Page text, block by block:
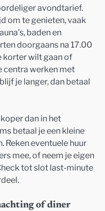
avondtarief.
om te genieten, vaak
baden en
doorgaans na 17.00
korter wilt gaan of
centra werken met
je langer, dan betaal
dan in het
betaal je een kleine
Reken eventuele huur
mee, of neem je eigen
tot slot last-minute
of diner